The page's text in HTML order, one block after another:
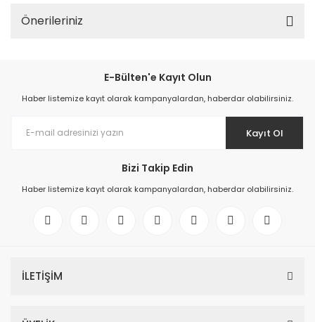
Önerileriniz
E-Bülten'e Kayıt Olun
Haber listemize kayıt olarak kampanyalardan, haberdar olabilirsiniz.
Kayıt Ol
Bizi Takip Edin
Haber listemize kayıt olarak kampanyalardan, haberdar olabilirsiniz.
İLETİŞİM